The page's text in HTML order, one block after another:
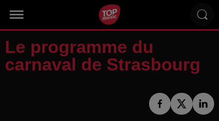
Le programme du
carnaval de Strasbourg